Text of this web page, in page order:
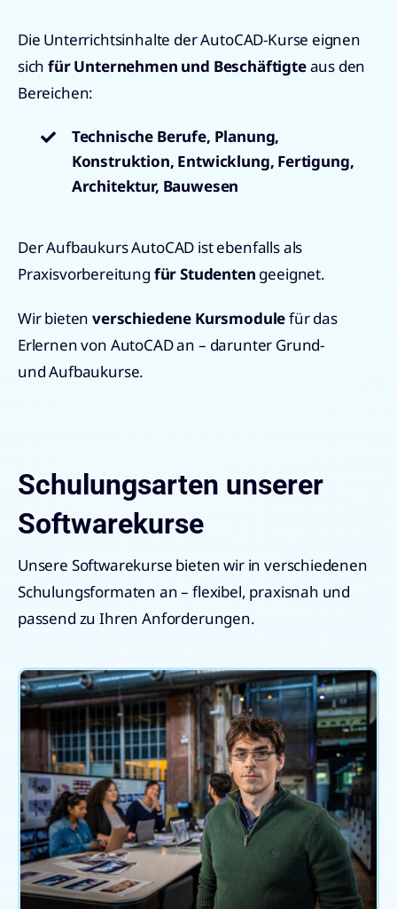
Die Unterrichtsinhalte der AutoCAD-Kurse eignen
sichfür Unternehmen und Beschäftigteaus den
Bereichen:
Technische Berufe, Planung,
Konstruktion, Entwicklung, Fertigung,
Architektur, Bauwesen
Der Aufbaukurs AutoCAD ist ebenfalls als
Praxisvorbereitung für Studenten geeignet.
Wir bietenverschiedene Kursmodulefür das
Erlernen von AutoCAD an – darunter Grund-
und Aufbaukurse.
Schulungsarten unserer
Softwarekurse
Unsere Softwarekurse bieten wir in verschiedenen
Schulungsformaten an – flexibel, praxisnah und
passend zu Ihren Anforderungen.